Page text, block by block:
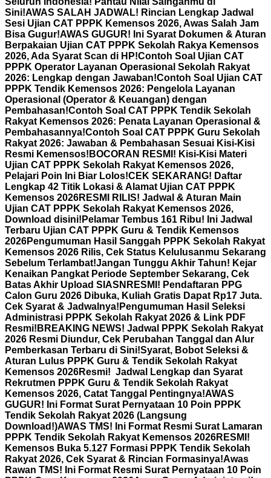
Sini!AWAS SALAH JADWAL! Rincian Lengkap Jadwal
Sesi Ujian CAT PPPK Kemensos 2026, Awas Salah Jam
Bisa Gugur!AWAS GUGUR! Ini Syarat Dokumen & Aturan
Berpakaian Ujian CAT PPPK Sekolah Rakya Kemensos
2026, Ada Syarat Scan di HP!Contoh Soal Ujian CAT
PPPK Operator Layanan Operasional Sekolah Rakyat
2026: Lengkap dengan Jawaban!Contoh Soal Ujian CAT
PPPK Tendik Kemensos 2026: Pengelola Layanan
Operasional (Operator & Keuangan) dengan
Pembahasan!Contoh Soal CAT PPPK Tendik Sekolah
Rakyat Kemensos 2026: Penata Layanan Operasional &
Pembahasannya!Contoh Soal CAT PPPK Guru Sekolah
Rakyat 2026: Jawaban & Pembahasan Sesuai Kisi-Kisi
Resmi Kemensos! BOCORAN RESMI! Kisi-Kisi Materi
Ujian CAT PPPK Sekolah Rakyat Kemensos 2026,
Pelajari Poin Ini Biar Lolos!CEK SEKARANG! Daftar
Lengkap 42 Titik Lokasi & Alamat Ujian CAT PPPK
Kemensos 2026RESMI RILIS! Jadwal & Aturan Main
Ujian CAT PPPK Sekolah Rakyat Kemensos 2026,
Download disini! Pelamar Tembus 161 Ribu! Ini Jadwal
Terbaru Ujian CAT PPPK Guru & Tendik Kemensos
2026Pengumuman Hasil Sanggah PPPK Sekolah Rakyat
Kemensos 2026 Rilis, Cek Status Kelulusanmu Sekarang
Sebelum Terlambat!Jangan Tunggu Akhir Tahun! Kejar
Kenaikan Pangkat Periode September Sekarang, Cek
Batas Akhir Upload SIASN RESMI! Pendaftaran PPG
Calon Guru 2026 Dibuka, Kuliah Gratis Dapat Rp17 Juta.
Cek Syarat & Jadwalnya! Pengumuman Hasil Seleksi
Administrasi PPPK Sekolah Rakyat 2026 & Link PDF
Resmi! BREAKING NEWS! Jadwal PPPK Sekolah Rakyat
2026 Resmi Diundur, Cek Perubahan Tanggal dan Alur
Pemberkasan Terbaru di Sini!Syarat, Bobot Seleksi &
Aturan Lulus PPPK Guru & Tendik Sekolah Rakyat
Kemensos 2026Resmi! Jadwal Lengkap dan Syarat
Rekrutmen PPPK Guru & Tendik Sekolah Rakyat
Kemensos 2026, Catat Tanggal Pentingnya!AWAS
GUGUR! Ini Format Surat Pernyataan 10 Poin PPPK
Tendik Sekolah Rakyat 2026 (Langsung
Download!)AWAS TMS! Ini Format Resmi Surat Lamaran
PPPK Tendik Sekolah Rakyat Kemensos 2026RESMI!
Kemensos Buka 5.127 Formasi PPPK Tendik Sekolah
Rakyat 2026, Cek Syarat & Rincian Formasinya!Awas
Rawan TMS! Ini Format Resmi Surat Pernyataan 10 Poin